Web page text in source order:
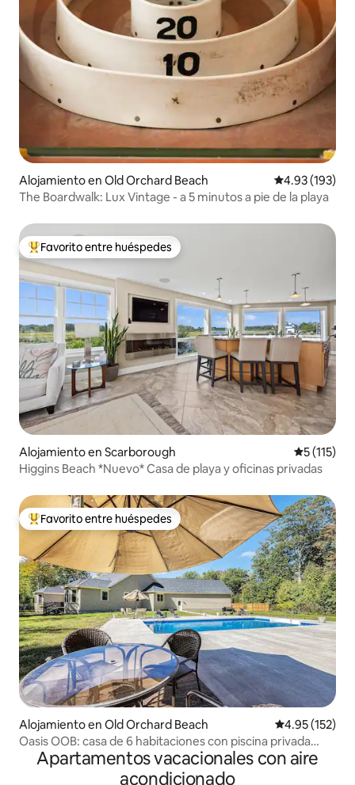
Alojamiento en Old Orchard Beach Calificación
4.93 (193)
The Boardwalk: Lux Vintage - a 5 minutos a pie de la playa
Favorito entre huéspedes preferido
Favorito entre huéspedes
Alojamiento en Scarborough
5 (115)
Higgins Beach *Nuevo* Casa de playa y oficinas privadas
Favorito entre huéspedes preferido
Favorito entre huéspedes
Alojamiento en Old Orchard Beach Calificación
4.95 (152)
Oasis OOB: casa de 6 habitaciones con piscina privada
cerca de la playa
Apartamentos vacacionales con aire
acondicionado